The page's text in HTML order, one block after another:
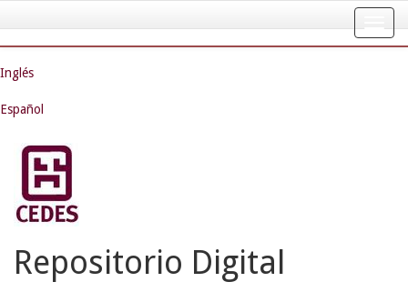
navigation
Inglés
Español
Repositorio Digital